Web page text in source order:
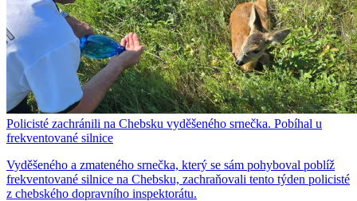
Policisté zachránili na Chebsku vyděšeného srnečka. Pobíhal u
frekventované silnice
Vyděšeného a zmateného srnečka, který se sám pohyboval poblíž
frekventované silnice na Chebsku, zachraňovali tento týden policisté
z chebského dopravního inspektorátu.